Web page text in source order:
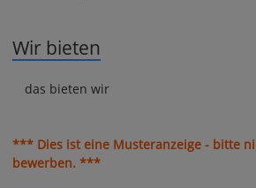
Wir bieten
das bieten wir
*** Dies ist eine Musteranzeige - bitte
bewerben. ***